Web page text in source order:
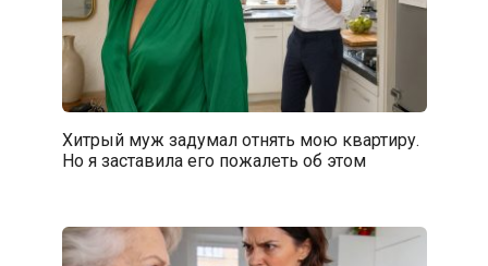
Хитрый муж задумал отнять мою квартиру.
Но я заставила его пожалеть об этом